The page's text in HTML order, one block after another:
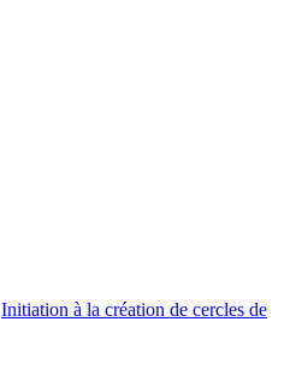
Initiation à la création de cercles de